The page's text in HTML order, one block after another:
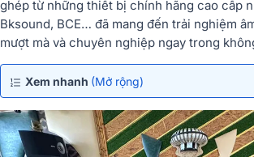
ghép từ những thiết bị chính hãng cao cấp
Bksound, BCE… đã mang đến trải nghiệm
mượt mà và chuyên nghiệp ngay trong
Xem nhanh (Mở rộng)